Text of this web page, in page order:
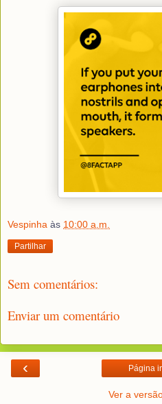
Vespinha às 10:00 a.m.
Partilhar
Sem comentários:
Enviar um comentário
‹ Página
Ver a